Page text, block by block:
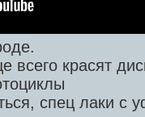
всего красят
спец лаки с